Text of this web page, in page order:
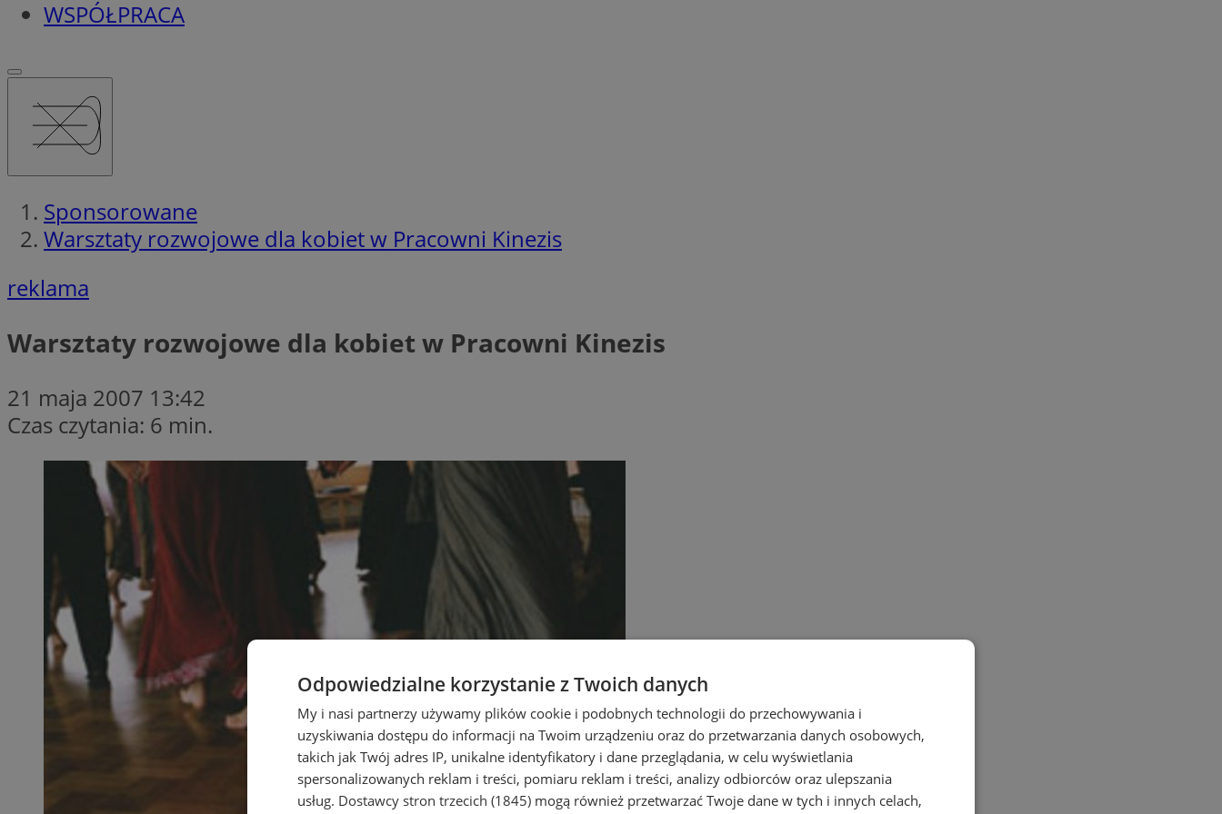
WSPÓŁPRACA
Sponsorowane
Warsztaty rozwojowe dla kobiet w Pracowni Kinezis
reklama
Warsztaty rozwojowe dla kobiet w Pracowni Kinezis
21 maja 2007 13:42
Czas czytania: 6 min.
Odpowiedzialne korzystanie z Twoich danych
My i nasi partnerzy używamy plików cookie i podobnych technologii do przechowywania i
uzyskiwania dostępu do informacji na Twoim urządzeniu oraz do przetwarzania danych osobowych,
takich jak Twój adres IP, unikalne identyfikatory i dane przeglądania, w celu wyświetlania
spersonalizowanych reklam i treści, pomiaru reklam i treści, analizy odbiorców oraz ulepszania
usług. Dostawcy stron trzecich (1845) mogą również przetwarzać Twoje dane w tych i innych celach,